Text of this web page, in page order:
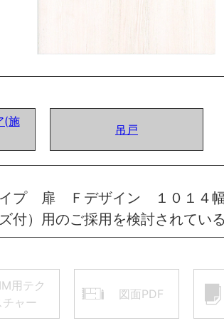
(施
吊戸
イプ 扉 Ｆデザイン １０１
）用のご採用を検討されてい
用テク
チャー
図面PDF